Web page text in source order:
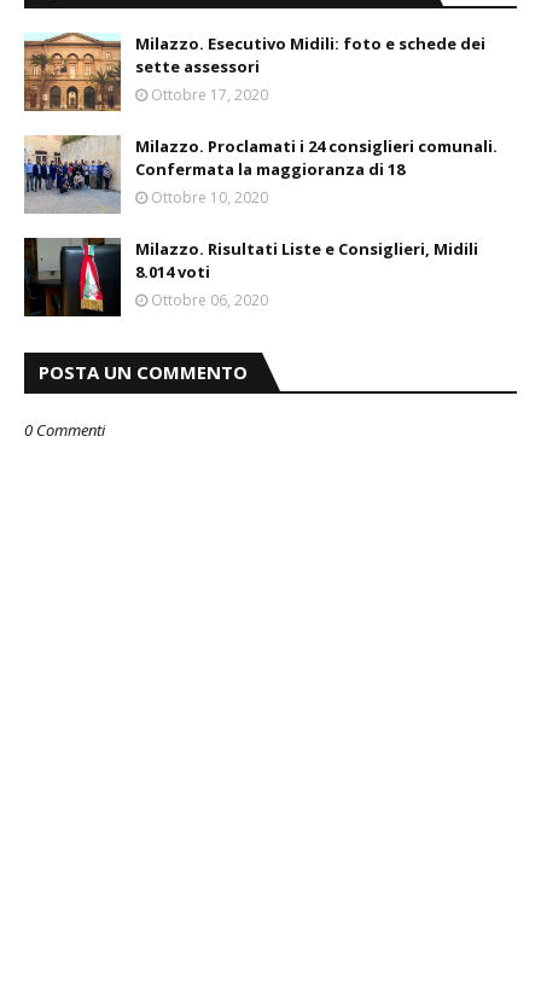
Milazzo. Esecutivo Midili: foto e schede dei
sette assessori
Ottobre 17, 2020
Milazzo. Proclamati i 24 consiglieri comunali.
Confermata la maggioranza di 18
Ottobre 10, 2020
Milazzo. Risultati Liste e Consiglieri, Midili
8.014 voti
Ottobre 06, 2020
POSTA UN COMMENTO
0 Commenti